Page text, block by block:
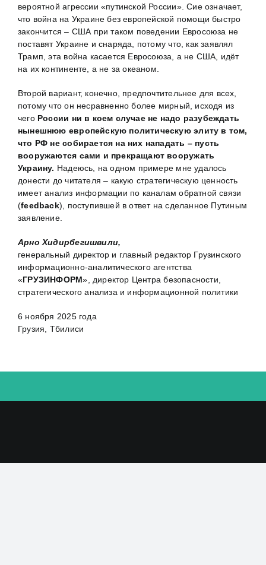
вероятной агрессии «путинской России». Сие означает,
что война на Украине без европейской помощи быстро
закончится – США при таком поведении Евросоюза не
поставят Украине и снаряда, потому что, как заявлял
Трамп, эта война касается Евросоюза, а не США, идёт
на их континенте, а не за океаном.
Второй вариант, конечно, предпочтительнее для всех,
потому что он несравненно более мирный, исходя из
чего России ни в коем случае не надо разубеждать
нынешнюю европейскую политическую элиту в том,
что РФ не собирается на них нападать – пусть
вооружаются сами и прекращают вооружать
Украину. Надеюсь, на одном примере мне удалось
донести до читателя – какую стратегическую ценность
имеет анализ информации по каналам обратной связи
(feedback), поступившей в ответ на сделанное Путиным
заявление.
Арно Хидирбегишвили,
генеральный директор и главный редактор Грузинского
информационно-аналитического агентства
«ГРУЗИНФОРМ», директор Центра безопасности,
стратегического анализа и информационной политики
6 ноября 2025 года
Грузия, Тбилиси